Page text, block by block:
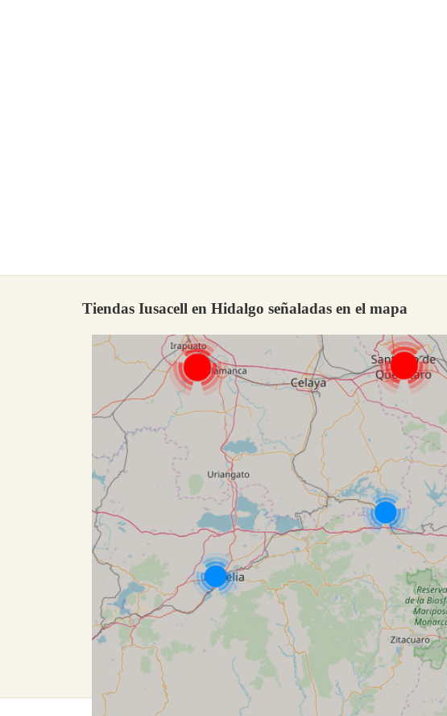
Tiendas Iusacell en Hidalgo señaladas en el mapa